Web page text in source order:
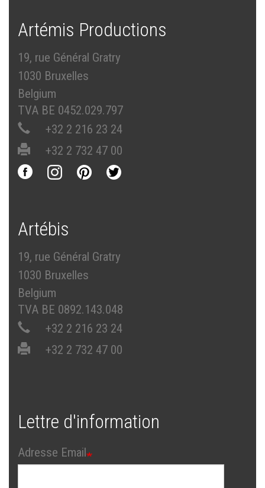
Artémis Productions
19, rue Général Gratry
1030 Bruxelles
Belgium
TVA BE 0452.029.797
+32 2 216 23 24
+32 2 732 47 00
Artébis
19, rue Général Gratry
1030 Bruxelles
Belgium
TVA BE 0892.143.048
+32 2 216 23 24
+32 2 732 47 00
Lettre d'information
Adresse Email